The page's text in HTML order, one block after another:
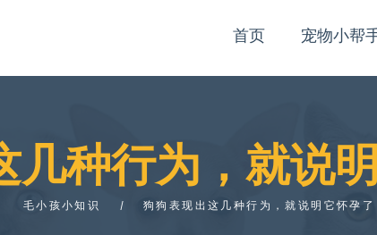
首页 宠物小帮
几种行为，就说
毛小孩小知识 狗狗表现出这几种行为，就说明它怀孕了